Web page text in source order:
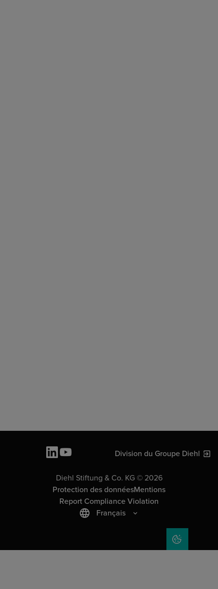
Division du Groupe Diehl
Diehl Stiftung & Co. KG © 2026
Protection des donnéesMentions
Report Compliance Violation
Français
COOKIE